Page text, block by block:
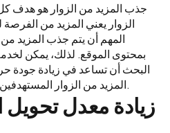
جذب المزيد من الزوار هو هدف
الزوار يعني المزيد من
المهم أن يتم جذب المزيد من
بمحتوى الموقع. لذلك، يمكن
البحث أن تساعد في زيادة جودة
المزيد من الزوار المستهدفين المهتمين بالمحتوى المعروض.
زيادة معدل تحويل